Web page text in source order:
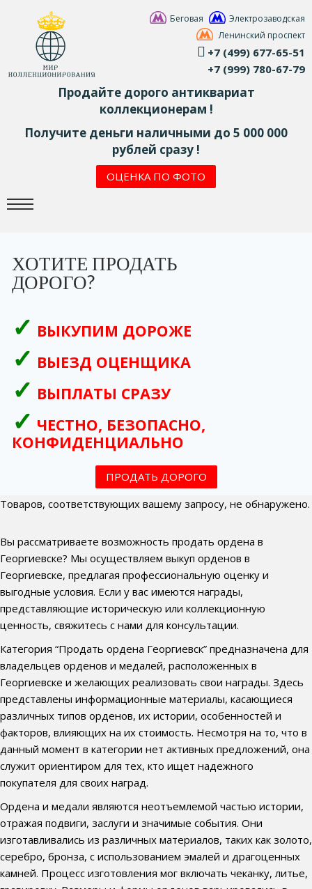
Беговая
Электрозаводская
Ленинский проспект
+7 (499) 677-65-51
+7 (999) 780-67-79
Продайте дорого антиквариат
коллекционерам !
Получите деньги наличными до 5 000 000
рублей сразу !
ОЦЕНКА ПО ФОТО
ХОТИТЕ ПРОДАТЬ
ДОРОГО?
ВЫКУПИМ ДОРОЖЕ
ВЫЕЗД ОЦЕНЩИКА
ВЫПЛАТЫ СРАЗУ
ЧЕСТНО, БЕЗОПАСНО,
КОНФИДЕНЦИАЛЬНО
ПРОДАТЬ ДОРОГО
Товаров, соответствующих вашему запросу, не обнаружено.
Вы рассматриваете возможность продать ордена в
Георгиевске? Мы осуществляем выкуп орденов в
Георгиевске, предлагая профессиональную оценку и
выгодные условия. Если у вас имеются награды,
представляющие историческую или коллекционную
ценность, свяжитесь с нами для консультации.
Категория “Продать ордена Георгиевск” предназначена для
владельцев орденов и медалей, расположенных в
Георгиевске и желающих реализовать свои награды. Здесь
представлены информационные материалы, касающиеся
различных типов орденов, их истории, особенностей и
факторов, влияющих на их стоимость. Несмотря на то, что в
данный момент в категории нет активных предложений, она
служит ориентиром для тех, кто ищет надежного
покупателя для своих наград.
Ордена и медали являются неотъемлемой частью истории,
отражая подвиги, заслуги и значимые события. Они
изготавливались из различных материалов, таких как золото,
серебро, бронза, с использованием эмалей и драгоценных
камней. Процесс изготовления мог включать чеканку, литье,